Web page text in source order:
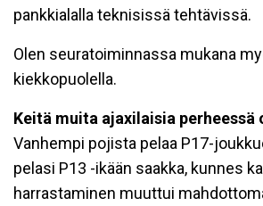
pankkialalla teknisissä tehtävissä.
Olen seuratoiminnassa mukana
kiekkopuolella.
Keitä muita ajaxilaisia perheessä
Vanhempi pojista pelaa P17-
pelasi P13 -ikään saakka, kunnes
harrastaminen muuttui